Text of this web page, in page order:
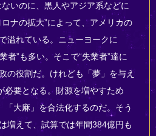
いのに、黒人やアジア系などに
ナの拡大”によって、アメリカの
溢れている。ニューヨークに
者”も多い。そこで“失業者”達に
の役割だ。けれども「夢」を与え
必要となる。財源を増やすため
「大麻」を合法化するのだ。そう
増えて、試算では年間384億円も